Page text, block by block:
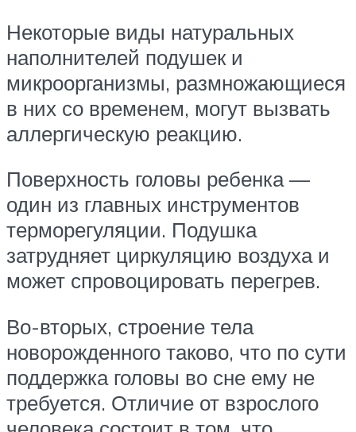
Некоторые виды натуральных
наполнителей подушек и
микроорганизмы, размножающиеся
в них со временем, могут вызвать
аллергическую реакцию.
Поверхность головы ребенка —
один из главных инструментов
терморегуляции. Подушка
затрудняет циркуляцию воздуха и
может спровоцировать перегрев.
Во-вторых, строение тела
новорожденного таково, что по сути
поддержка головы во сне ему не
требуется. Отличие от взрослого